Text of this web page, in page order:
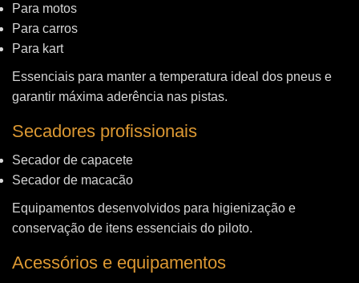
Para motos
Para carros
Para kart
Essenciais para manter a temperatura ideal dos pneus e
garantir máxima aderência nas pistas.
Secadores profissionais
Secador de capacete
Secador de macacão
Equipamentos desenvolvidos para higienização e
conservação de itens essenciais do piloto.
Acessórios e equipamentos